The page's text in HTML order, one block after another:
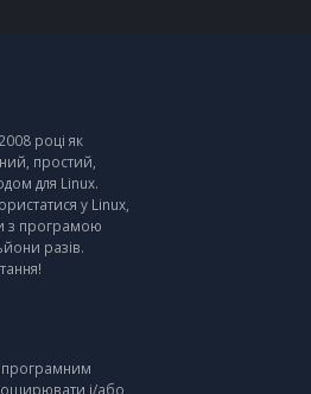
році як
простий,
для Linux.
у Linux,
з програмою
разів.
і/або